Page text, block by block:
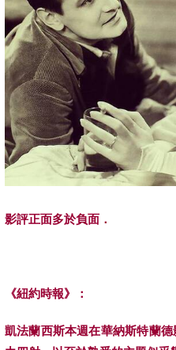
影評正面多於負面．
《紐約時報》：
凱法蘭西斯本週在華納斯特蘭